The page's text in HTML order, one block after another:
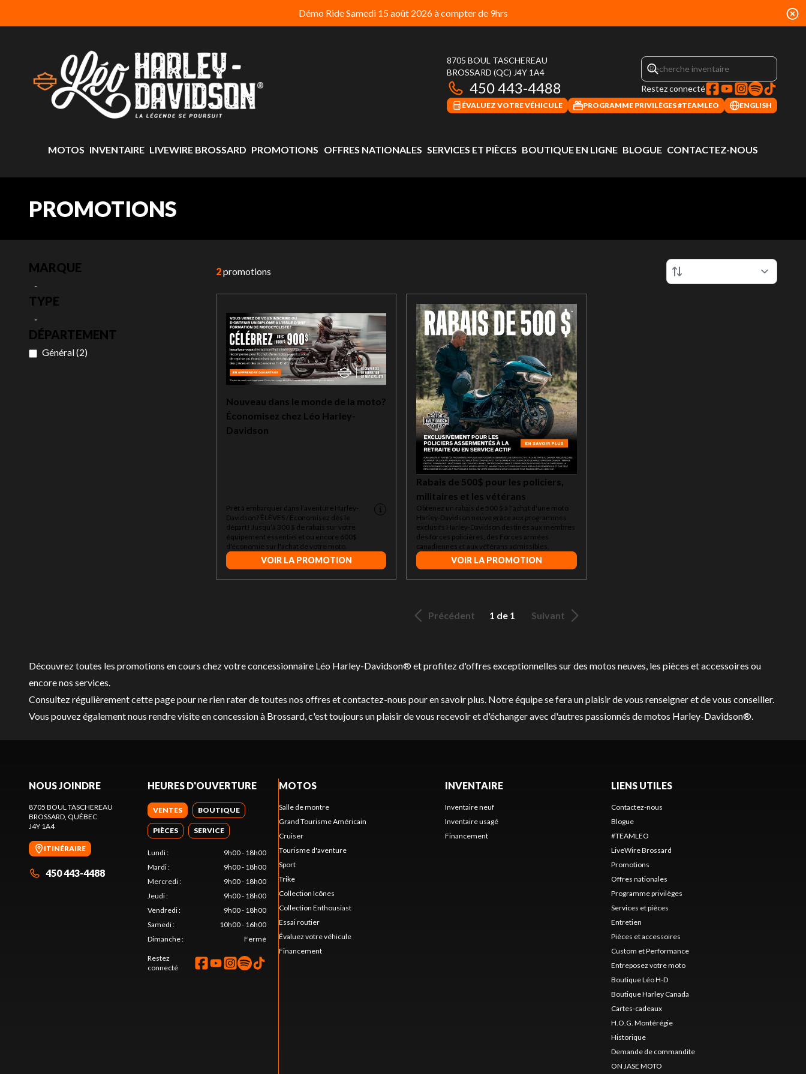
Démo Ride Samedi 15 août 2026 à compter de 9hrs
8705 BOUL TASCHEREAU
BROSSARD (QC) J4Y 1A4
450 443-4488 Restez connecté
ÉVALUEZ VOTRE VÉHICULE PROGRAMME PRIVILÈGES #TEAMLEO ENGLISH
MOTOS INVENTAIRE LIVEWIRE BROSSARD PROMOTIONS OFFRES NATIONALES SERVICES ET PIÈCES BOUTIQUE EN LIGNE BLOGUE CONTACTEZ-NOUS
PROMOTIONS
MARQUE
-
TYPE
-
DÉPARTEMENT
Général(2)
2promotions
Nouveau dans le monde de la moto?
Économisez chez Léo Harley-
Davidson
Prêt à embarquer dans l’aventure Harley-
Davidson? ÉLÈVES / Économisez dès le
départ! Jusqu’à 300 $ de rabais sur votre
équipement essentiel et ou encore 600$
d'économie sur l'achat de votre moto.
VOIR LA PROMOTION
Rabais de 500$ pour les policiers,
militaires et les vétérans
Obtenez un rabais de 500 $ à l'achat d'une moto
Harley-Davidson neuve grâce aux programmes
exclusifs Harley-Davidson destinés aux membres
des forces policières, des Forces armées
canadiennes et aux vétérans admissibles.
VOIR LA PROMOTION
Précédent 1 de 1 Suivant
Découvrez toutes les promotions en cours chez votre concessionnaire Léo Harley-Davidson® et profitez d'offres exceptionnelles sur des motos neuves, les pièces et accessoires ou
encore nos services.
Consultez régulièrement cette page pour ne rien rater de toutes nos offres etcontactez-nous pour en savoir plus. Notre équipe se fera un plaisir de vous renseigner et de vous conseiller.
Vous pouvez également nous rendre visite en concession à Brossard, c'est toujours un plaisir de vous recevoir et d'échanger avec d'autres passionnés de motos Harley-Davidson®.
NOUS JOINDRE
8705 BOUL TASCHEREAU
BROSSARD, QUÉBEC
J4Y 1A4
ITINÉRAIRE
450 443-4488
HEURES D'OUVERTURE
VENTES BOUTIQUE
PIÈCES SERVICE
Lundi:
9h00 - 18h00
Mardi:
9h00 - 18h00
Mercredi:
9h00 - 18h00
Jeudi:
9h00 - 18h00
Vendredi:
9h00 - 18h00
Samedi:
10h00 - 16h00
Dimanche: Fermé
Restez
connecté
MOTOS
Salle de montre
Grand Tourisme Américain
Cruiser
Tourisme d'aventure
Sport
Trike
Collection Icônes
Collection Enthousiast
Essai routier
Évaluez votre véhicule
Financement
INVENTAIRE
Inventaire neuf
Inventaire usagé
Financement
LIENS UTILES
Contactez-nous
Blogue
#TEAMLEO
LiveWire Brossard
Promotions
Offres nationales
Programme privilèges
Services et pièces
Entretien
Pièces et accessoires
Custom et Performance
Entreposez votre moto
Boutique Léo H-D
Boutique Harley Canada
Cartes-cadeaux
H.O.G. Montérégie
Historique
Demande de commandite
ON JASE MOTO